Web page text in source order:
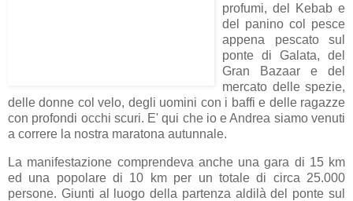
profumi, del Kebab e
del panino col pesce
appena pescato sul
ponte di Galata, del
Gran Bazaar e del
mercato delle spezie,
delle donne col velo, degli uomini con i baffi e delle ragazze
con profondi occhi scuri. E' qui che io e Andrea siamo venuti
a correre la nostra maratona autunnale.
La manifestazione comprendeva anche una gara di 15 km
ed una popolare di 10 km per un totale di circa 25.000
persone. Giunti al luogo della partenza aldilà del ponte sul